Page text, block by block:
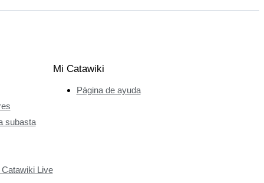
subasta
Live
Mi Catawiki
Página de ayuda